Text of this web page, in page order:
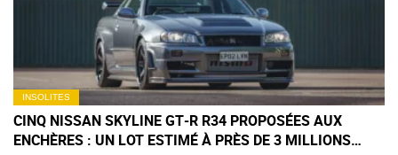
INSOLITES
CINQ NISSAN SKYLINE GT‑R R34 PROPOSÉES AUX
ENCHÈRES : UN LOT ESTIMÉ À PRÈS DE 3 MILLIONS